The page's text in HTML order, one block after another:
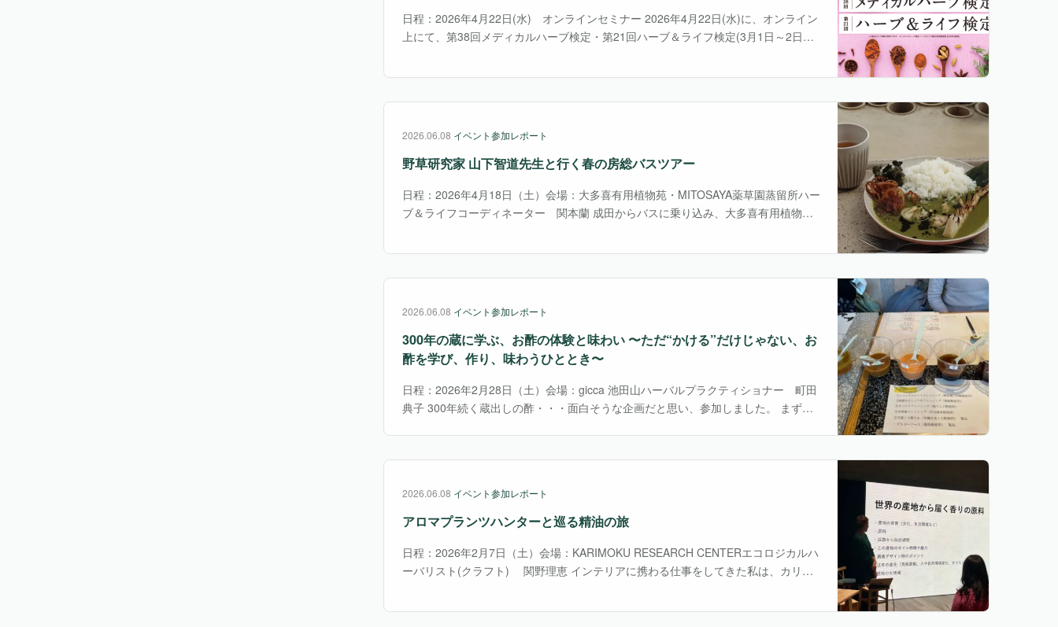
日程：2026年4月22日(水) オンラインセミナー 2026年4月22日(水)に、オンライン
上にて、第38回メディカルハーブ検定・第21回ハーブ＆ライフ検定(3月1日～2日実
2026.06.08 イベント参加レポート
野草研究家 山下智道先生と行く春の房総バスツアー
日程：2026年4月18日（土）会場：大多喜有用植物苑・MITOSAYA薬草園蒸留所ハー
ブ＆ライフコーディネーター 関本蘭 成田からバスに乗り込み、大多喜有用植物苑
2026.06.08 イベント参加レポート
300年の蔵に学ぶ、お酢の体験と味わい 〜ただ“かける”だけじゃない、お
酢を学び、作り、味わうひととき〜
日程：2026年2月28日（土）会場：gicca 池田山ハーバルプラクティショナー 町田
典子 300年続く蔵出しの酢・・・面白そうな企画だと思い、参加しました。 まず、
2026.06.08 イベント参加レポート
アロマプランツハンターと巡る精油の旅
日程：2026年2月7日（土）会場：KARIMOKU RESEARCH CENTERエコロジカルハ
ーバリスト(クラフト) 関野理恵 インテリアに携わる仕事をしてきた私は、カリモ